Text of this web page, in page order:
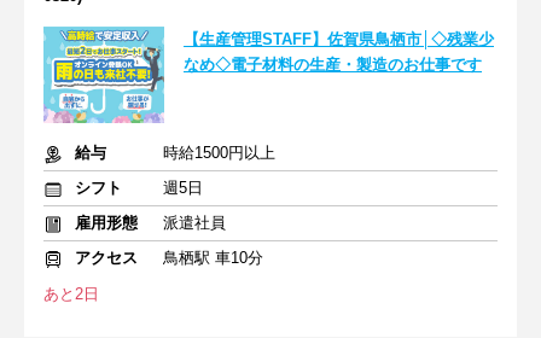
【生産管理STAFF】佐賀県鳥栖市│◇残業少
なめ◇電子材料の生産・製造のお仕事です
給与
時給1500円以上
シフト
週5日
雇用形態
派遣社員
アクセス
鳥栖駅 車10分
あと2日